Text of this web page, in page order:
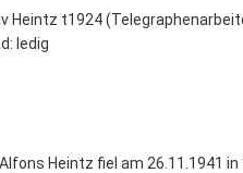
Heintz t1924
ledig
Heintz fiel am 26.11.1941